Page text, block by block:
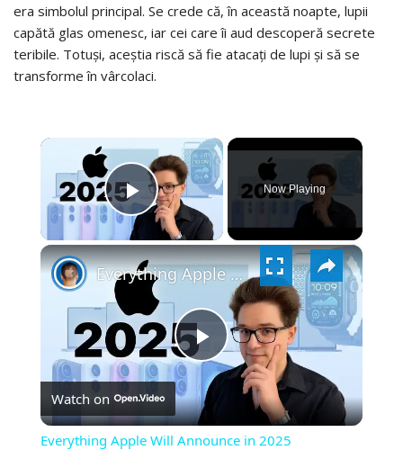
era simbolul principal. Se crede că, în această noapte, lupii
capătă glas omenesc, iar cei care îi aud descoperă secrete
teribile. Totuși, aceștia riscă să fie atacați de lupi și să se
transforme în vârcolaci.
×
PLAY
VIDEO
Now Playing
×
PLAY
VIDEO
Everything Apple Will Announce in 2025
Watch on
Everything Apple Will Announce in 2025